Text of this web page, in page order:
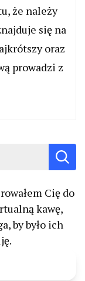
że należy
się na
oraz
prowadzi z
Cię do
kawę,
by było ich